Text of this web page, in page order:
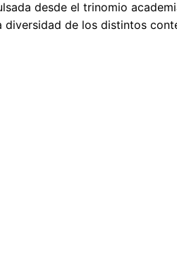
desde el trinomio
de los distintos